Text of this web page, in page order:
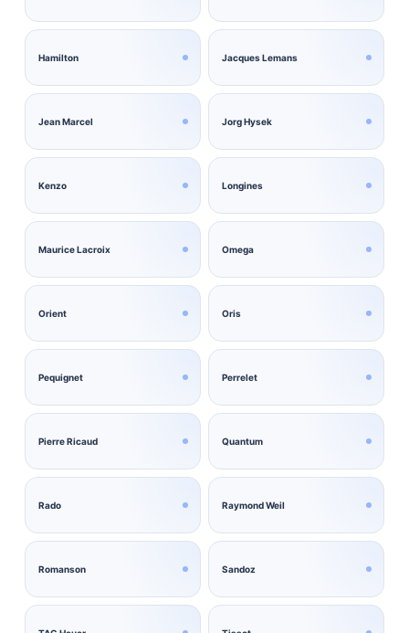
Hamilton Jacques Lemans
Jean Marcel Jorg Hysek
Kenzo Longines
Maurice Lacroix Omega
Orient Oris
Pequignet Perrelet
Pierre Ricaud Quantum
Rado Raymond Weil
Romanson Sandoz